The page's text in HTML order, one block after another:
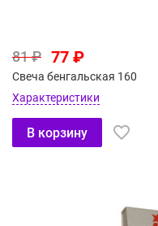
81 ₽ 77 ₽
Свеча бенгальская 160
Характеристики
В корзину